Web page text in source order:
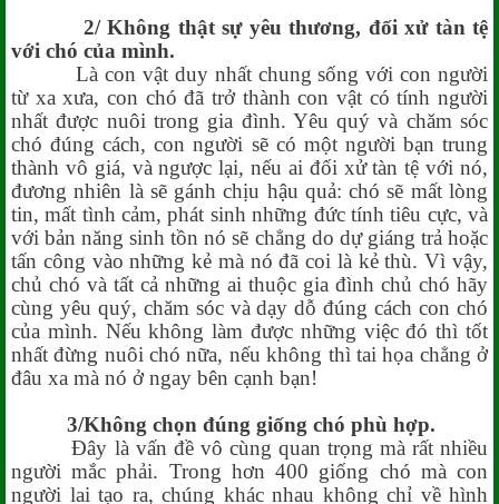
2/ Không thật sự yêu thương, đối xử tàn tệ
với chó của mình.
Là con vật duy nhất chung sống với con người
từ xa xưa, con chó đã trở thành con vật có tính người
nhất được nuôi trong gia đình. Yêu quý và chăm sóc
chó đúng cách, con người sẽ có một người bạn trung
thành vô giá, và ngược lại, nếu ai đối xử tàn tệ với nó,
đương nhiên là sẽ gánh chịu hậu quả: chó sẽ mất lòng
tin, mất tình cảm, phát sinh những đức tính tiêu cực, và
với bản năng sinh tồn nó sẽ chẳng do dự giáng trả hoặc
tấn công vào những kẻ mà nó đã coi là kẻ thù. Vì vậy,
chủ chó và tất cả những ai thuộc gia đình chủ chó hãy
cùng yêu quý, chăm sóc và dạy dỗ đúng cách con chó
của mình. Nếu không làm được những việc đó thì tốt
nhất đừng nuôi chó nữa, nếu không thì tai họa chẳng ở
đâu xa mà nó ở ngay bên cạnh bạn!
3/Không chọn đúng giống chó phù hợp.
Đây là vấn đề vô cùng quan trọng mà rất nhiều
người mắc phải. Trong hơn 400 giống chó mà con
người lai tạo ra, chúng khác nhau không chỉ về hình